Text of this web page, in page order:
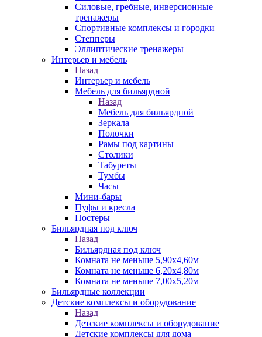
Силовые, гребные, инверсионные
тренажеры
Спортивные комплексы и городки
Степперы
Эллиптические тренажеры
Интерьер и мебель
Назад
Интерьер и мебель
Мебель для бильярдной
Назад
Мебель для бильярдной
Зеркала
Полочки
Рамы под картины
Столики
Табуреты
Тумбы
Часы
Мини-бары
Пуфы и кресла
Постеры
Бильярдная под ключ
Назад
Бильярдная под ключ
Комната не меньше 5,90х4,60м
Комната не меньше 6,20х4,80м
Комната не меньше 7,00х5,20м
Бильярдные коллекции
Детские комплексы и оборудование
Назад
Детские комплексы и оборудование
Детские комплексы для дома